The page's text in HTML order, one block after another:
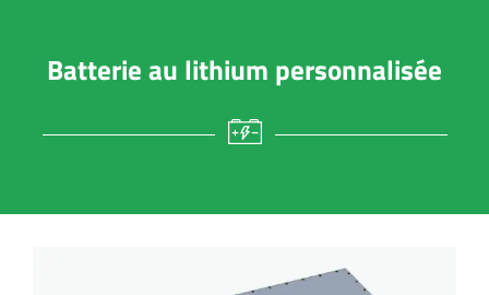
Batterie au lithium personnalisée